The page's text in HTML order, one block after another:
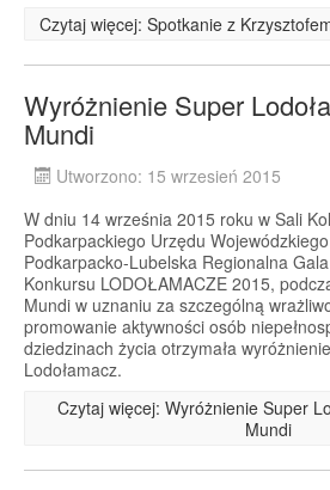
Czytaj więcej: Spotkanie z
Wyróżnienie Super
Mundi
Utworzono: 15 wrzesień 2015
W dniu 14 września 2015 roku w Sali
Podkarpackiego Urzędu
Podkarpacko-Lubelska Regionalna
Konkursu LODOŁAMACZE 2015,
Mundi w uznaniu za szczególną
promowanie aktywności osób
dziedzinach życia otrzymała
Lodołamacz.
Czytaj więcej: Wyróżnienie Super
Mundi